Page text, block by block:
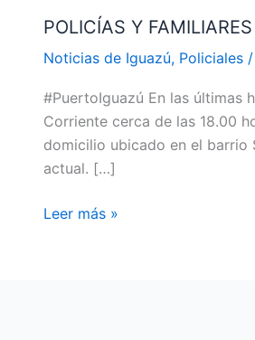
POLICÍAS Y
Noticias de Iguazú, Policiales /
#PuertoIguazú En las últimas
Corriente cerca de las 18.00
domicilio ubicado en el barrio
actual. […]
FAMILIARES
BUSCAN
ERICA
BEATRIZ
ANTÚNEZ
DE
AÑOS
Leer más »